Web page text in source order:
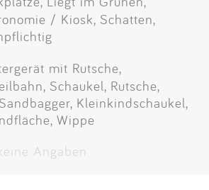
/ Kiosk, Schatten,
mit Rutsche,
Schaukel, Rutsche,
Kleinkindschaukel,
Wippe
Angaben